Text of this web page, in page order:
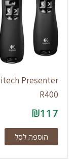
Presenter
R400
₪117
הוספה לסל